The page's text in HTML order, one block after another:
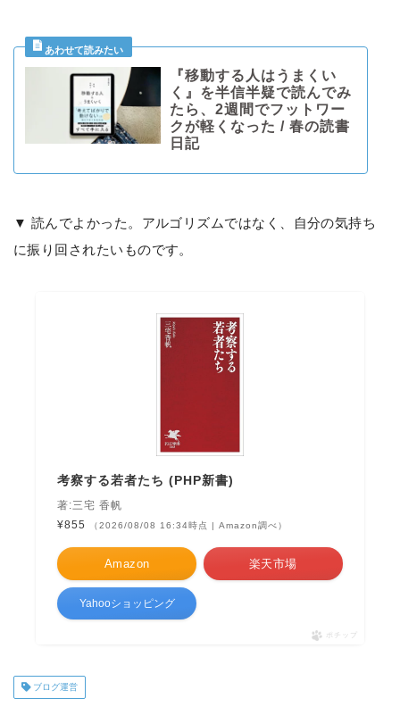
『移動する人はうまくい
く』を半信半疑で読んでみ
たら、2週間でフットワー
クが軽くなった / 春の読書
日記
▼ 読んでよかった。アルゴリズムではなく、自分の気持ち
に振り回されたいものです。
考察する若者たち (PHP新書)
著:三宅 香帆
¥855
（2026/08/08 16:34時点 | Amazon調べ）
Amazon 楽天市場
Yahooショッピング
ポチップ
ブログ運営